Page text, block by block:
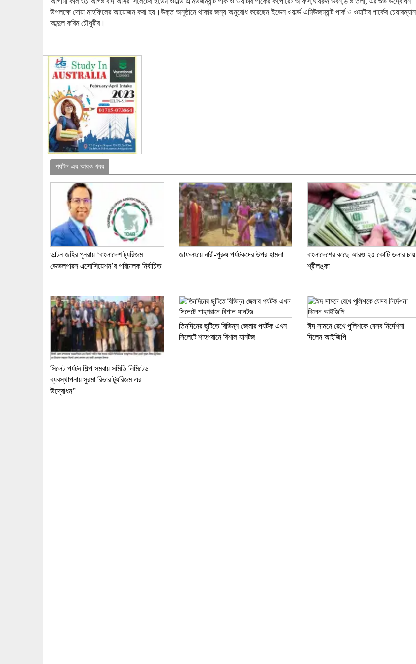
উপলক্ষে দোয়া মাহফিলের আয়োজন করা হয়।উক্ত অনুষ্ঠানে থাকার জন্য অনুরোধ করেছেন ইডেন ওয়ার্ল্ড এমিউজম্যান্ট পার্ক ও ওয়াটার পার্কের চেয়ারম্যান
আব্দুল করিম চৌধুরীর।
পর্যটন এর আরও খবর
ডাল্টন জহির পুনরায় ‘বাংলাদেশ ট্যুরিজম
ডেভলপারস এসোসিয়েশন’র পরিচালক নির্বাচিত
জাফলংয়ে নারী-পুরুষ পর্যটকদের উপর হামলা
বাংলাদেশের কাছে আরও ২৫ কোটি ডলার চায়
শ্রীলঙ্কা
সিলেট পর্যটন শিল্প সমবায় সমিতি লিমিটেড
ব্যবস্থাপনায় সুরমা রিভার ট্যুরিজম এর
উদ্বোধন”
তিনদিনের ছুটিতে বিভিন্ন জেলার পযর্টক এখন
সিলেটে শাহপরানে বিশাল যানটজ
ঈদ সামনে রেখে পুলিশকে যেসব নির্দেশনা
দিলেন আইজিপি